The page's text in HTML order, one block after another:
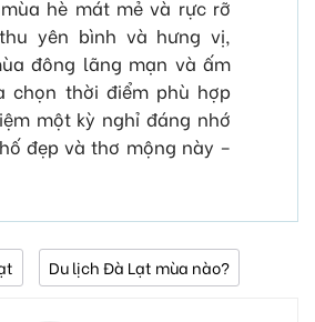
hè mát mẻ và rực rỡ
yên bình và hưng vị,
đông lãng mạn và ấm
chọn thời điểm phù hợp
một kỳ nghỉ đáng nhớ
đẹp và thơ mộng này –
Du lịch Đà Lạt mùa nào?